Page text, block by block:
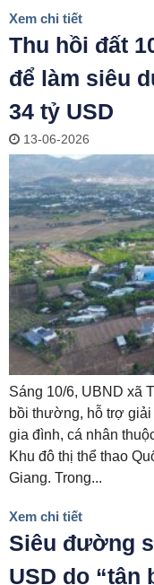
Xem chi tiết
Thu hồi đất
để làm siêu
34 tỷ USD
13-06-2026
Sáng 10/6, UBND xã
bồi thường, hỗ trợ
gia đình, cá nhân
Khu đô thị thể thao
Giang. Trong...
Xem chi tiết
Siêu đường
USD do “tân